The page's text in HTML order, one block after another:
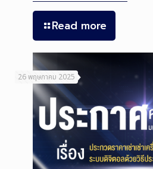
Read more
26 พฤษภาคม 2025